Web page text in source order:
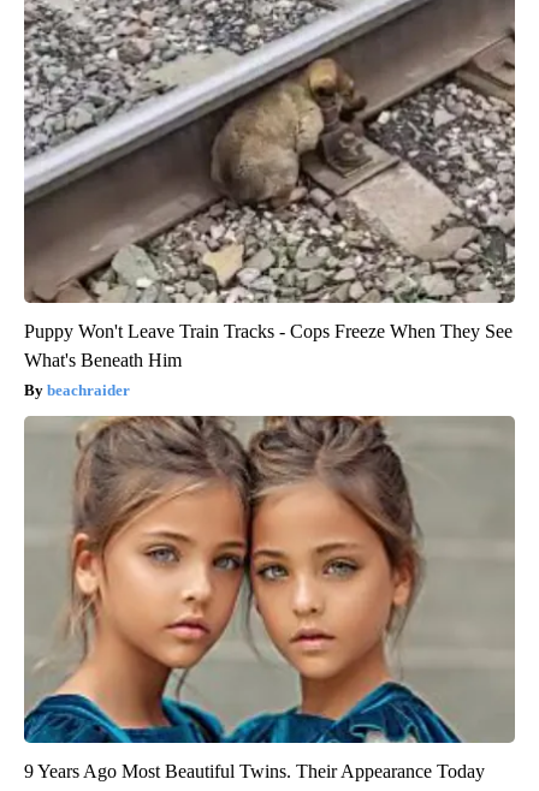
Puppy Won't Leave Train Tracks - Cops Freeze When They See
What's Beneath Him
beachraider
9 Years Ago Most Beautiful Twins. Their Appearance Today